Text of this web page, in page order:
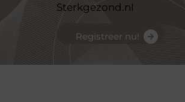
Sterkgezond.nl
Registreer nu!